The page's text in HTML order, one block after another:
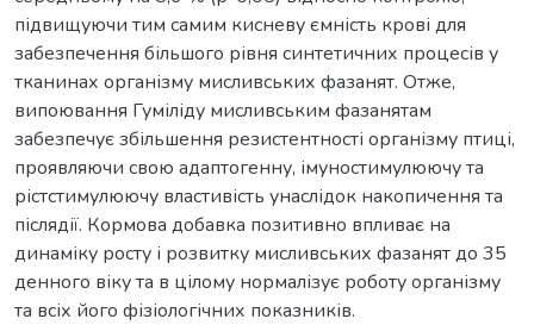
підвищуючи тим самим кисневу ємність крові для
забезпечення більшого рівня синтетичних процесів у
тканинах організму мисливських фазанят. Отже,
випоювання Гуміліду мисливським фазанятам
забезпечує збільшення резистентності організму птиці,
проявляючи свою адаптогенну, імуностимулюючу та
рістстимулюючу властивість унаслідок накопичення та
післядії. Кормова добавка позитивно впливає на
динаміку росту і розвитку мисливських фазанят до 35
денного віку та в цілому нормалізує роботу організму
та всіх його фізіологічних показників.